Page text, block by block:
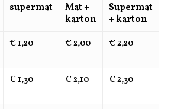
supermat
Mat +
karton
Supermat
+ karton
€ 1,20 € 2,00 € 2,20
€ 1,30 € 2,10 € 2,30